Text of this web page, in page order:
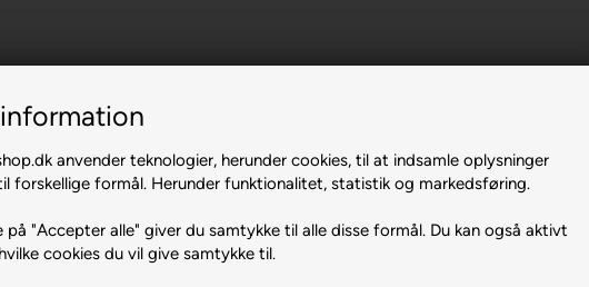
anvender teknologier, herunder cookies, til at indsamle oplysninger
forskellige formål. Herunder funktionalitet, statistik og markedsføring.
på "Accepter alle" giver du samtykke til alle disse formål. Du kan også aktivt
cookies du vil give samtykke til.